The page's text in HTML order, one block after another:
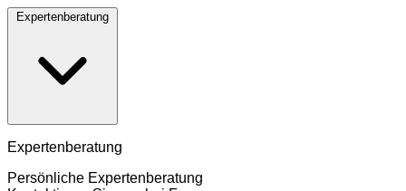
Expertenberatung
Expertenberatung
Persönliche Expertenberatung